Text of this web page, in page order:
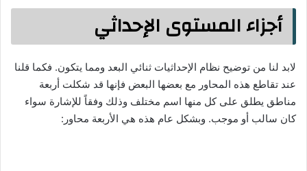
أجزاء المستوى الإحداثي
لابد لنا من توضيح نظام الإحداثيات ثنائي البعد ومما يتكون. فكما قلنا
عند تقاطع هذه المحاور مع بعضها البعض فإنها قد شكلت أربعة
مناطق يطلق على كل منها اسم مختلف وذلك وفقاً للإشارة سواء
كان سالب أو موجب. وبشكل عام هذه هي الأربعة محاور: